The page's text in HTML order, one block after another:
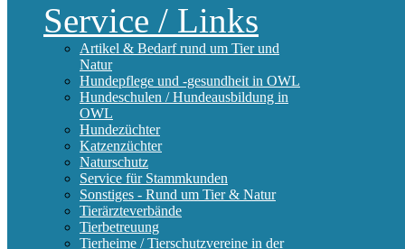
Service / Links
Artikel & Bedarf rund um Tier und
Natur
Hundepflege und -gesundheit in OWL
Hundeschulen / Hundeausbildung in
OWL
Hundezüchter
Katzenzüchter
Naturschutz
Service für Stammkunden
Sonstiges - Rund um Tier & Natur
Tierärzteverbände
Tierbetreuung
Tierheime / Tierschutzvereine in der